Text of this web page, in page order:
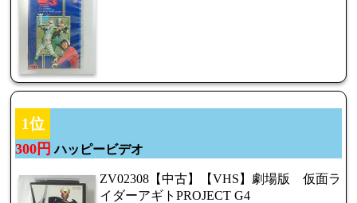
1位
300円 ハッピービデオ
ZV02308【中古】【VHS】劇場版 仮面ラ
イダーアギトPROJECT G4